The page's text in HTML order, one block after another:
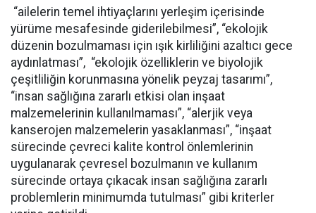
“ailelerin temel ihtiyaçlarını yerleşim içerisinde
yürüme mesafesinde giderilebilmesi”, “ekolojik
düzenin bozulmaması için ışık kirliliğini azaltıcı gece
aydınlatması”, “ekolojik özelliklerin ve biyolojik
çeşitliliğin korunmasına yönelik peyzaj tasarımı”,
“insan sağlığına zararlı etkisi olan inşaat
malzemelerinin kullanılmaması”, “alerjik veya
kanserojen malzemelerin yasaklanması”, “inşaat
sürecinde çevreci kalite kontrol önlemlerinin
uygulanarak çevresel bozulmanın ve kullanım
sürecinde ortaya çıkacak insan sağlığına zararlı
problemlerin minimumda tutulması” gibi kriterler